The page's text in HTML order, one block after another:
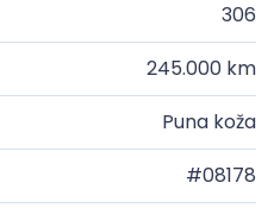
306
245.000 km
Puna koža
#08178